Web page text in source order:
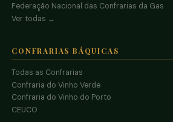
Federação Nacional das Confrarias da Gas
Ver todas →
CONFRARIAS BÁQUICAS
Todas as Confrarias
Confraria do Vinho Verde
Confraria do Vinho do Porto
CEUCO